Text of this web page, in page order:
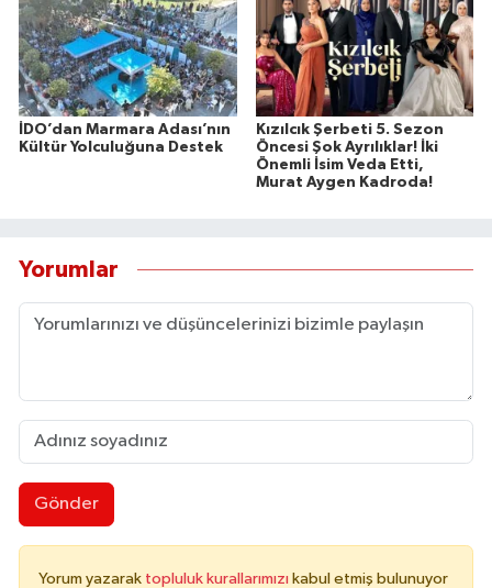
İDO’dan Marmara Adası’nın
Kültür Yolculuğuna Destek
Kızılcık Şerbeti 5. Sezon
Öncesi Şok Ayrılıklar! İki
Önemli İsim Veda Etti,
Murat Aygen Kadroda!
Yorumlar
Gönder
Yorum yazarak topluluk kurallarımızı kabul etmiş bulunuyor